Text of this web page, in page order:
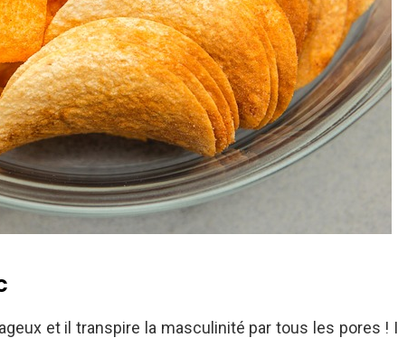
et il transpire la masculinité par tous les pores ! Il